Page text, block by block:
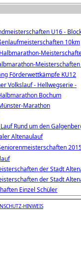
U16 -
10km
Förderwettkämpfe KU12
Volkslauf - Hellwegserie -
Bochum
Marathon
Rund um den
Altenaulauf
der Stadt
der Stadt
Einzel Schüler
HINWEIS